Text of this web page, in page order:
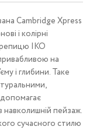
Cambridge Xpress
і колірні
IKO
на
і глибини. Таке
пейзаж.
сучасного стилю